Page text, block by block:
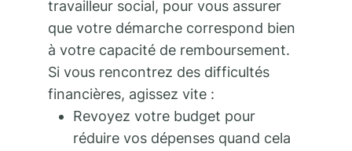
travailleur social, pour vous assurer
que votre démarche correspond bien
à votre capacité de remboursement.
Si vous rencontrez des difficultés
financières, agissez vite :
Revoyez votre budget pour
réduire vos dépenses quand cela